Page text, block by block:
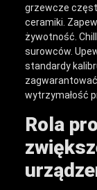
grzewcze
ceramiki.
żywotność.
surowców.
standardy
wytrzymałość
Rola